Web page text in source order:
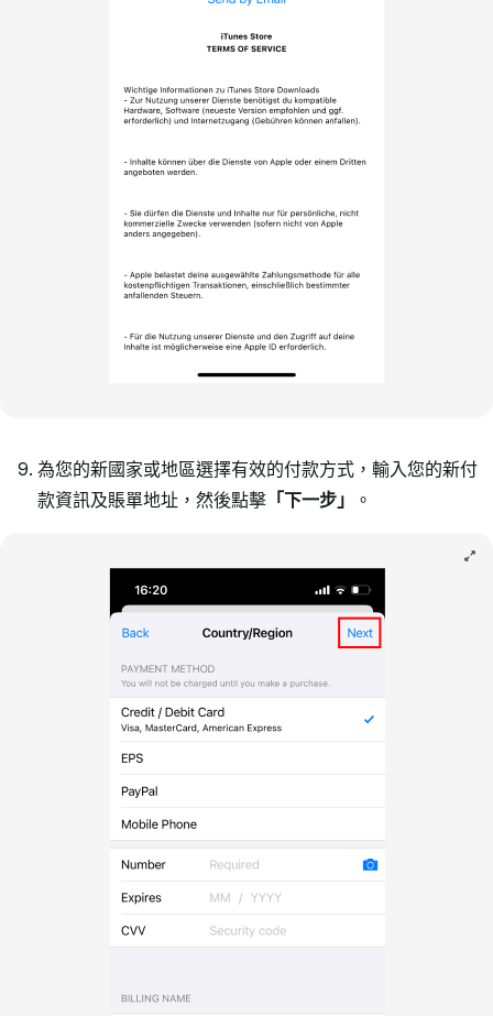
為您的新國家或地區選擇有效的付款方式，輸入您的新付
款資訊及賬單地址，然後點擊「下一步」 。